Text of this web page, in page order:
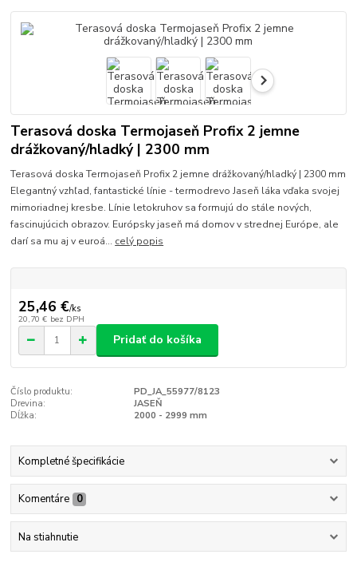
Terasová doska Termojaseň Profix 2 jemne
drážkovaný/hladký | 2300 mm
Terasová doska Termojaseň Profix 2 jemne drážkovaný/hladký | 2300 mm
Elegantný vzhľad, fantastické línie - termodrevo Jaseň láka vďaka svojej
mimoriadnej kresbe. Línie letokruhov sa formujú do stále nových,
fascinujúcich obrazov. Európsky jaseň má domov v strednej Európe, ale
darí sa mu aj v euroá... celý popis
25,46 €/ks
20,70 € bez DPH
Pridať do košíka
Číslo produktu:
PD_JA_55977/8123
Drevina:
JASEŇ
Dĺžka:
2000 - 2999 mm
Kompletné špecifikácie
Komentáre 0
Na stiahnutie